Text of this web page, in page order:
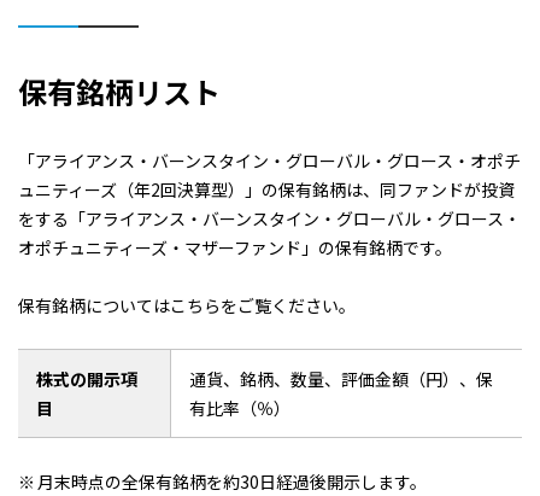
保有銘柄リスト
「アライアンス・バーンスタイン・グローバル・グロース・オポチ
ュニティーズ（年2回決算型）」の保有銘柄は、同ファンドが投資
をする「アライアンス・バーンスタイン・グローバル・グロース・
オポチュニティーズ・マザーファンド」の保有銘柄です。
保有銘柄についてはこちらをご覧ください。
株式の開示項
目
通貨、銘柄、数量、評価金額（円）、保
有比率（％）
月末時点の全保有銘柄を約30日経過後開示します。